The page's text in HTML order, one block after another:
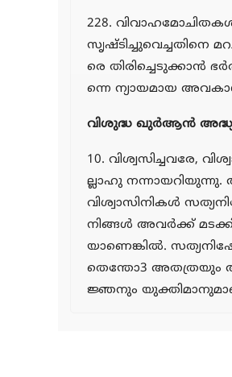
228.
സൃഷ്ടിച്ചുവെച്ചതിനെ
രെ തിരിച്ചെടുക്കാന്‍
ന്നെ ന്യായമായ
വിശുദ്ധ ഖുര്‍ആന്‍
10. വിശ്വസിച്ചവരേ,
ല്ലാഹു നന്നായറിയുന്നു.
വിശ്വാസിനികള്‍
നിങ്ങള്‍ അവര്‍ക്ക്
യാണെങ്കില്‍.
തെന്തോ3 അതത്രയും
ജ്ഞനും